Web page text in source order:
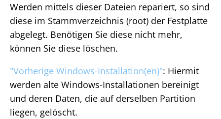
Werden mittels dieser Dateien repariert, so sind
diese im Stammverzeichnis (root) der Festplatte
abgelegt. Benötigen Sie diese nicht mehr,
können Sie diese löschen.
"Vorherige Windows-Installation(en)": Hiermit
werden alte Windows-Installationen bereinigt
und deren Daten, die auf derselben Partition
liegen, gelöscht.